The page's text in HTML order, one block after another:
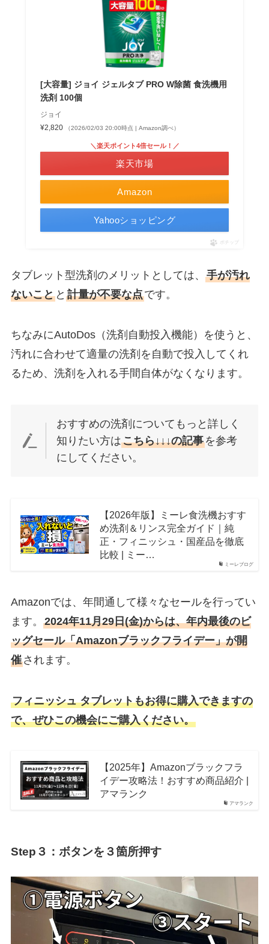
[大容量] ジョイ ジェルタブ PRO W除菌 食洗機用
洗剤 100個
ジョイ
¥2,820
（2026/02/03 20:00時点 | Amazon調べ）
Amazon
＼楽天ポイント4倍セール！／
楽天市場
Yahooショッピング
ポチップ
タブレット型洗剤のメリットとしては、 手が汚れ
ないことと 計量が不要な点です。
ちなみにAutoDos（洗剤自動投入機能）を使うと、
汚れに合わせて適量の洗剤を自動で投入してくれ
るため、洗剤を入れる手間自体がなくなります。
おすすめの洗剤についてもっと詳しく
知りたい方はこちら↓↓↓の記事を参考
にしてください。
ミーレブログ
【2026年版】ミーレ食洗機おすす
め洗剤＆リンス完全ガイド｜純
正・フィニッシュ・国産品を徹底
比較 | ミー…
Amazonでは、年間通して様々なセールを行ってい
ます。 2024年11月29日(金)からは、年内最後のビ
ッグセール「Amazonブラックフライデー」が開
催されます。
フィニッシュ タブレットもお得に購入できますの
で、ぜひこの機会にご購入ください。
アマランク
【2025年】Amazonブラックフラ
イデー攻略法！おすすめ商品紹介 |
アマランク
Step３：ボタンを３箇所押す